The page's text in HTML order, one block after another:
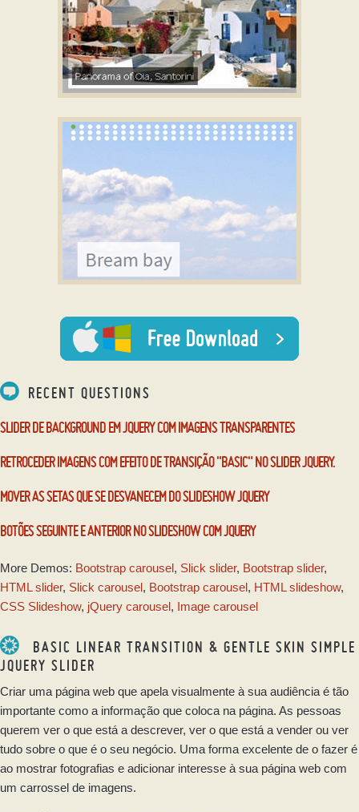
jquery slideshow
Animation
RECENT QUESTIONS
SLIDER DE BACKGROUND EM JQUERY COM IMAGENS TRANSPARENTES
RETROCEDER IMAGENS COM EFEITO DE TRANSIÇÃO "BASIC" NO SLIDER JQUERY.
MOVER AS SETAS QUE SE DESVANECEM DO SLIDESHOW JQUERY
BOTÕES SEGUINTE E ANTERIOR NO SLIDESHOW COM JQUERY
More Demos: Bootstrap carousel, Slick slider, Bootstrap slider,
HTML slider, Slick carousel, Bootstrap carousel, HTML slideshow,
CSS Slideshow, jQuery carousel, Image carousel
BASIC LINEAR TRANSITION & GENTLE SKIN SIMPLE
JQUERY SLIDER
Criar uma página web que apela visualmente à sua audiência é tão
importante como a informação que coloca na página. As pessoas
querem ver o que está a descrever, ver o que está a vender ou ver
tudo sobre o que é o seu negócio. Uma forma excelente de o fazer é
ao mostrar fotografias e adicionar interesse à sua página web com
um carrossel de imagens.